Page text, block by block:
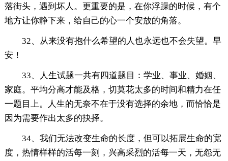
落街头，遇到坏人。更重要的是，在你浮躁的时候，有个
地方让你静下来，给自己的心一个安放的角落。
32、从来没有抱什么希望的人也永远也不会失望。早
安！
33、人生试题一共有四道题目：学业、事业、婚姻、
家庭。平均分高才能及格，切莫花太多的时间和精力在任
一题目上。人生的无奈不在于没有选择的余地，而恰恰是
因为需要作出太多的抉择。
34、我们无法改变生命的长度，但可以拓展生命的宽
度，热情样样的活每一刻，兴高采烈的活每一天，无怨无